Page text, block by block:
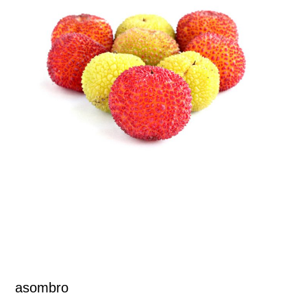
asombro